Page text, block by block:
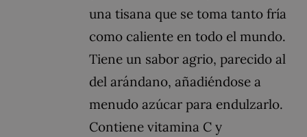
una tisana que se toma tanto fría
como caliente en todo el mundo.
Tiene un sabor agrio, parecido al
del arándano, añadiéndose a
menudo azúcar para endulzarlo.
Contiene vitamina C y